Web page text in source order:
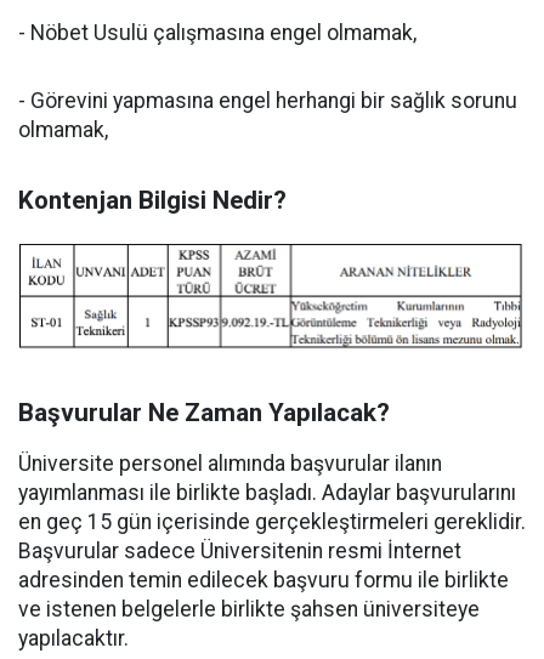
- Nöbet Usulü çalışmasına engel olmamak,
- Görevini yapmasına engel herhangi bir sağlık sorunu
olmamak,
Kontenjan Bilgisi Nedir?
Başvurular Ne Zaman Yapılacak?
Üniversite personel alımında başvurular ilanın
yayımlanması ile birlikte başladı. Adaylar başvurularını
en geç 15 gün içerisinde gerçekleştirmeleri gereklidir.
Başvurular sadece Üniversitenin resmi İnternet
adresinden temin edilecek başvuru formu ile birlikte
ve istenen belgelerle birlikte şahsen üniversiteye
yapılacaktır.